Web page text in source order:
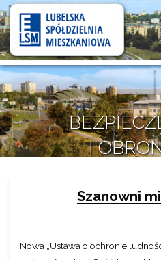
I
Szanowni
Nowa „Ustawa o ochronie